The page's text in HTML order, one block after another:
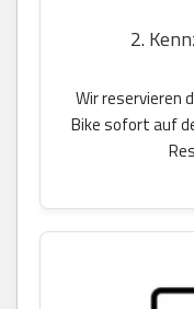
2.
Wir reservieren
Bike sofort auf